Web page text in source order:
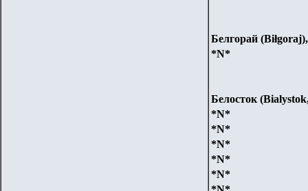
Белгорай
*N*
Белосток
*N*
*N*
*N*
*N*
*N*